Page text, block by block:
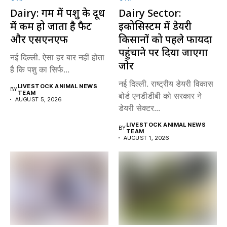
Dairy: गर्मी में पशु के दूध
में कम हो जाता है फैट
और एसएनएफ
नई दिल्ली. ऐसा हर बार नहीं होता
है कि पशु का सिर्फ...
BYLIVESTOCK ANIMAL NEWS
TEAM
AUGUST 5, 2026
Dairy Sector:
इकोसिस्टम में डेयरी
किसानों को पहले फायदा
पहुंचाने पर दिया जाएगा
जोर
नई दिल्ली. राष्ट्रीय डेयरी विकास
बोर्ड एनडीडीबी को सरकार ने
डेयरी सेक्टर...
BYLIVESTOCK ANIMAL NEWS
TEAM
AUGUST 1, 2026